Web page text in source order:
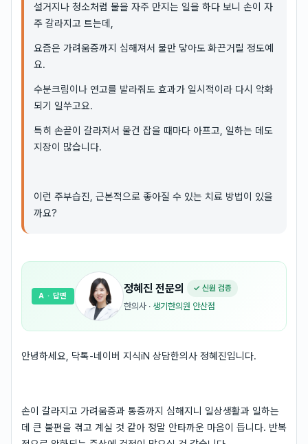
설거지나 청소처럼 물을 자주 만지는 일을 하다 보니 손이 자
주 갈라지고 트는데,
요즘은 가려움증까지 심해져서 물만 닿아도 화끈거릴 정도예
요.
수분크림이나 연고를 발라줘도 효과가 일시적이라 다시 악화
되기 일쑤고요.
특히 손끝이 갈라져서 물건 잡을 때마다 아프고, 일하는 데도
지장이 많습니다.
이런 주부습진, 근본적으로 좋아질 수 있는 치료 방법이 있을
까요?
정혜진 전문의 ✓ 신원 검증
한의사 · 생기한의원 안산점
A · 답변
안녕하세요, 닥톡-네이버 지식iN 상담한의사 정혜진입니다.
손이 갈라지고 가려움증과 통증까지 심해지니 일상생활과 일하는
데 큰 불편을 겪고 계실 것 같아 정말 안타까운 마음이 듭니다. 반복